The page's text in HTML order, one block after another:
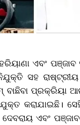
ଏବଂ
ସହ
ପ୍ରକ୍ରିୟା
କରାଯାଇଛି।
ଏବଂ